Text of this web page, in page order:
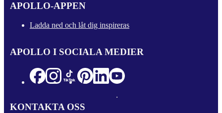
APOLLO-APPEN
Ladda ned och låt dig inspireras
APOLLO I SOCIALA MEDIER
KONTAKTA OSS